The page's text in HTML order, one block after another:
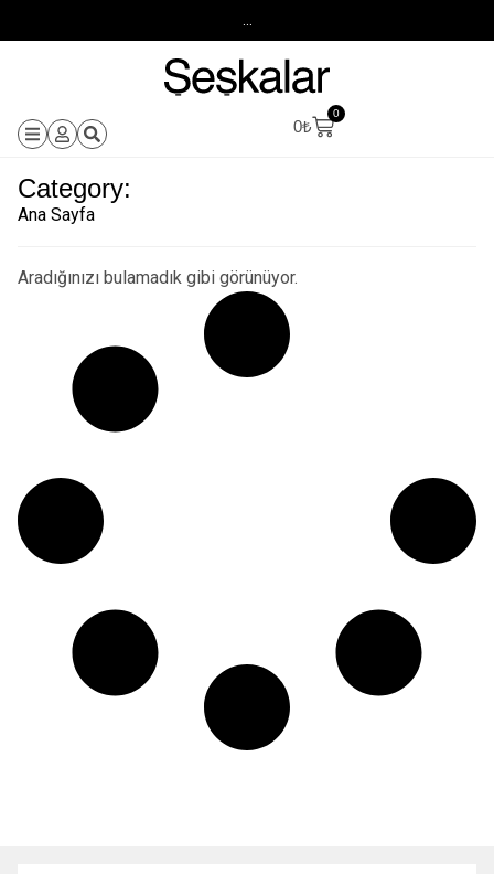
0₺
0
Category:
Ana Sayfa
Aradığınızı bulamadık gibi görünüyor.